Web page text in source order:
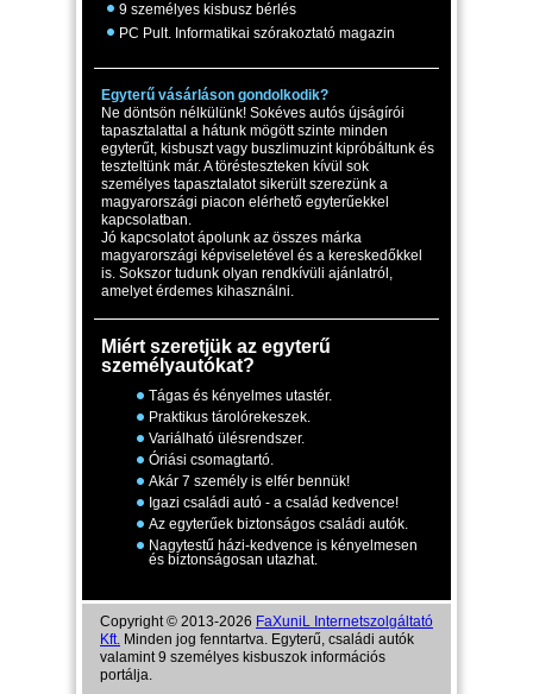
9 személyes kisbusz bérlés
PC Pult. Informatikai szórakoztató magazin
Egyterű vásárláson gondolkodik?
Ne döntsön nélkülünk! Sokéves autós újságírói
tapasztalattal a hátunk mögött szinte minden
egyterűt, kisbuszt vagy buszlimuzint kipróbáltunk és
teszteltünk már. A törésteszteken kívül sok
személyes tapasztalatot sikerült szerezünk a
magyarországi piacon elérhető egyterűekkel
kapcsolatban.
Jó kapcsolatot ápolunk az összes márka
magyarországi képviseletével és a kereskedőkkel
is. Sokszor tudunk olyan rendkívüli ajánlatról,
amelyet érdemes kihasználni.
Miért szeretjük az egyterű
személyautókat?
Tágas és kényelmes utastér.
Praktikus tárolórekeszek.
Variálható ülésrendszer.
Óriási csomagtartó.
Akár 7 személy is elfér bennük!
Igazi családi autó - a család kedvence!
Az egyterűek biztonságos családi autók.
Nagytestű házi-kedvence is kényelmesen
és biztonságosan utazhat.
Copyright © 2013-2026 FaXuniL Internetszolgáltató
Kft. Minden jog fenntartva. Egyterű, családi autók
valamint 9 személyes kisbuszok információs
portálja.